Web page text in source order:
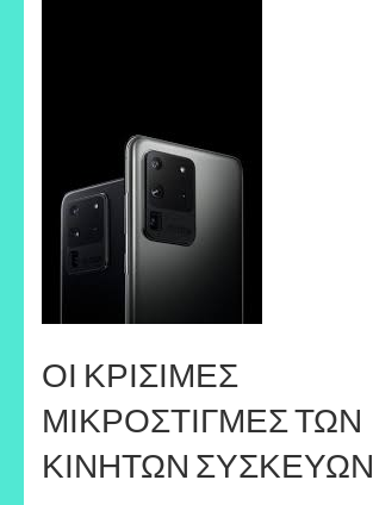
ΟΙ ΚΡΙΣΙΜΕΣ
ΜΙΚΡΟΣΤΙΓΜΕΣ ΤΩΝ
ΚΙΝΗΤΩΝ ΣΥΣΚΕΥΩΝ